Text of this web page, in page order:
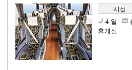
시설
4 열
휴게실